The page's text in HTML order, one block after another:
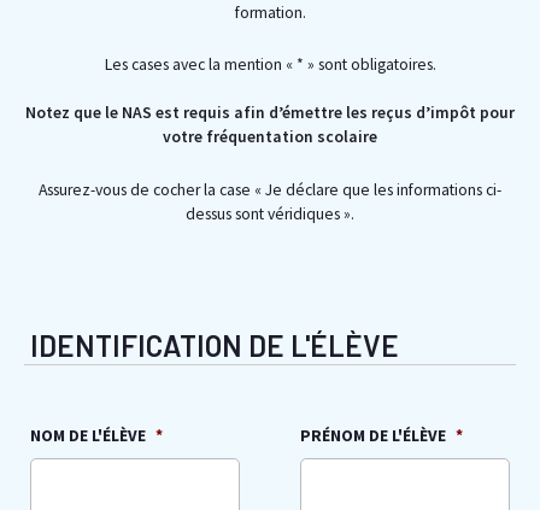
formation.
Les cases avec la mention « * » sont obligatoires.
Notez que le NAS est requis afin d’émettre les reçus d’impôt pour
votre fréquentation scolaire
Assurez-vous de cocher la case «Je déclare que les informations ci-
dessus sont véridiques ».
IDENTIFICATION DE L'ÉLÈVE
NOM DE L'ÉLÈVE * PRÉNOM DE L'ÉLÈVE *
slash
MM